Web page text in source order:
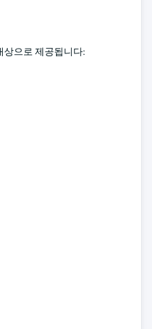
상으로 제공됩니다: